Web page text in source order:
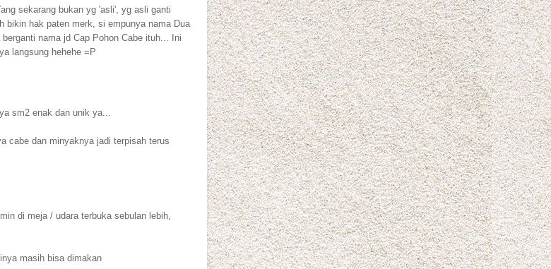
sekarang bukan yg 'asli', yg asli ganti
bikin hak paten merk, si empunya nama Dua
nama jd Cap Pohon Cabe ituh... Ini
langsung hehehe =P
sm2 enak dan unik ya...
cabe dan minyaknya jadi terpisah terus
di meja / udara terbuka sebulan lebih,
masih bisa dimakan